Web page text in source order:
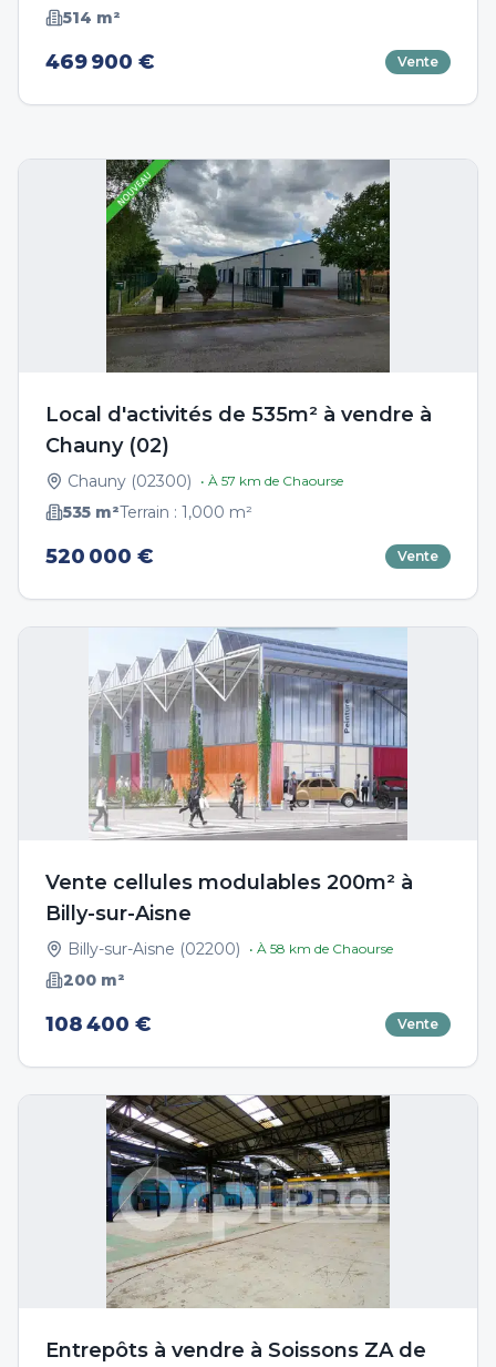
514 m²
469 900 € Vente
Local d'activités de 535m² à vendre à
Chauny (02)
Chauny (02300) • À 57 km de Chaourse
535 m²Terrain : 1,000 m²
520 000 € Vente
Vente cellules modulables 200m² à
Billy-sur-Aisne
Billy-sur-Aisne (02200) • À 58 km de Chaourse
200 m²
108 400 € Vente
Entrepôts à vendre à Soissons ZA de